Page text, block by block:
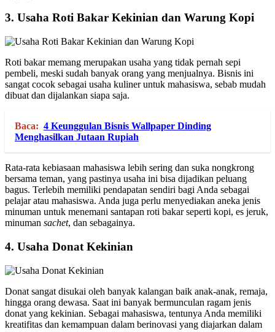
3. Usaha Roti Bakar Kekinian dan Warung Kopi
Roti bakar memang merupakan usaha yang tidak pernah sepi
pembeli, meski sudah banyak orang yang menjualnya. Bisnis ini
sangat cocok sebagai usaha kuliner untuk mahasiswa, sebab mudah
dibuat dan dijalankan siapa saja.
Baca: 4 Keunggulan Bisnis Wallpaper Dinding
Menghasilkan Jutaan Rupiah
Rata-rata kebiasaan mahasiswa lebih sering dan suka nongkrong
bersama teman, yang pastinya usaha ini bisa dijadikan peluang
bagus. Terlebih memiliki pendapatan sendiri bagi Anda sebagai
pelajar atau mahasiswa. Anda juga perlu menyediakan aneka jenis
minuman untuk menemani santapan roti bakar seperti kopi, es jeruk,
minuman sachet, dan sebagainya.
4. Usaha Donat Kekinian
Donat sangat disukai oleh banyak kalangan baik anak-anak, remaja,
hingga orang dewasa. Saat ini banyak bermunculan ragam jenis
donat yang kekinian. Sebagai mahasiswa, tentunya Anda memiliki
kreatifitas dan kemampuan dalam berinovasi yang diajarkan dalam